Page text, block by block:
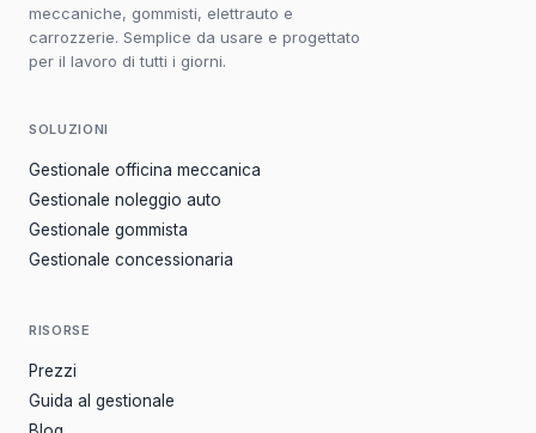
meccaniche, gommisti, elettrauto e
carrozzerie. Semplice da usare e progettato
per il lavoro di tutti i giorni.
SOLUZIONI
Gestionale officina meccanica
Gestionale noleggio auto
Gestionale gommista
Gestionale concessionaria
RISORSE
Prezzi
Guida al gestionale